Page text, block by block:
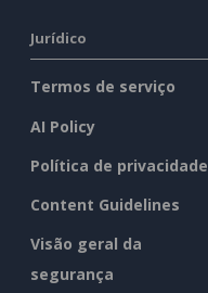
Jurídico
Termos de serviço
AI Policy
Política de privacidade
Content Guidelines
Visão geral da
segurança